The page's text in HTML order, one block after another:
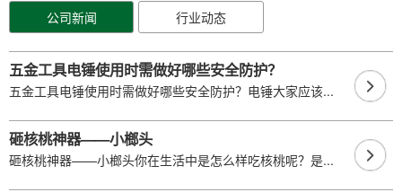
公司新闻 行业动态
五金工具电锤使用时需做好哪些安全防护？
五金工具电锤使用时需做好哪些安全防护？电锤大家应该...
砸核桃神器——小榔头
砸核桃神器——小榔头你在生活中是怎么样吃核桃呢？是...